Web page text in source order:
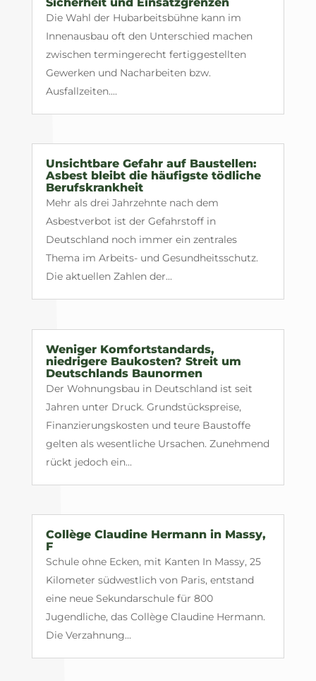
Die Wahl der Hubarbeitsbühne kann im
Innenausbau oft den Unterschied machen
zwischen termingerecht fertiggestellten
Gewerken und Nacharbeiten bzw.
Ausfallzeiten....
Unsichtbare Gefahr auf Baustellen:
Asbest bleibt die häufigste tödliche
Berufskrankheit
Mehr als drei Jahrzehnte nach dem
Asbestverbot ist der Gefahrstoff in
Deutschland noch immer ein zentrales
Thema im Arbeits- und Gesundheitsschutz.
Die aktuellen Zahlen der...
Weniger Komfortstandards,
niedrigere Baukosten? Streit um
Deutschlands Baunormen
Der Wohnungsbau in Deutschland ist seit
Jahren unter Druck. Grundstückspreise,
Finanzierungskosten und teure Baustoffe
gelten als wesentliche Ursachen. Zunehmend
rückt jedoch ein...
Collège Claudine Hermann in Massy,
F
Schule ohne Ecken, mit Kanten In Massy, 25
Kilometer südwestlich von Paris, entstand
eine neue Sekundarschule für 800
Jugendliche, das Collège Claudine Hermann.
Die Verzahnung...